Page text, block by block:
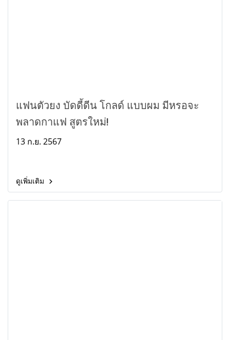
แฟนตัวยง บัดดี้ดีน โกลด์ แบบผม มีหรอจะ
พลาดกาแฟ สูตรใหม่!
13 ก.ย. 2567
ดูเพิ่มเติม